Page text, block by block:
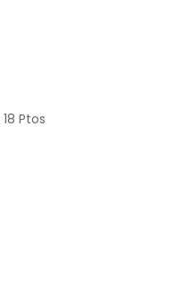
Ptos